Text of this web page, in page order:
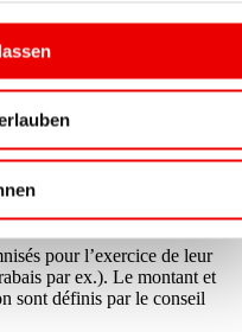
des informations.
des propositions à
aux assemblées de
de section). Chaque
à la prochaine assemblée
statuts). Les dispositions de
propositions individuelles
à l’assemblée
pour l’exercice de leur
par ex.). Le montant et
sont définis par le conseil